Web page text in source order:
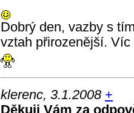
Dobrý den, vazby s
vztah přirozenější.
klerenc, 3.1.2008 +
Děkuji Vám za